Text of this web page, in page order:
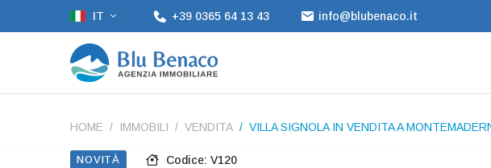
IT +39 0365 64 13 43 info@blubenaco.it
HOME IMMOBILI VENDITA VILLA SIGNOLA IN VENDITA A
NOVITÀ Codice: V120